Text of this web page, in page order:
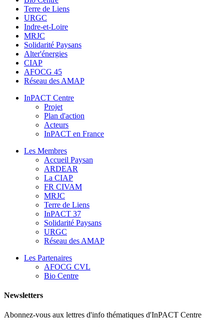
Terre de Liens
URGC
Indre-et-Loire
MRJC
Solidarité Paysans
Alter'énergies
CIAP
AFOCG 45
Réseau des AMAP
InPACT Centre
Projet
Plan d'action
Acteurs
InPACT en France
Les Membres
Accueil Paysan
ARDEAR
La CIAP
FR CIVAM
MRJC
Terre de Liens
InPACT 37
Solidarité Paysans
URGC
Réseau des AMAP
Les Partenaires
AFOCG CVL
Bio Centre
Newsletters
Abonnez-vous aux lettres d'info thématiques d'InPACT Centre